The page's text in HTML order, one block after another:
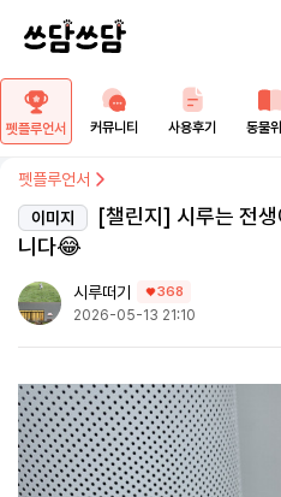
펫플루언서 커뮤니티 사용후기 동물
펫플루언서
이미지
[챌린지] 시루는 전
니다😂
시루떠기 368
2026-05-13 21:10